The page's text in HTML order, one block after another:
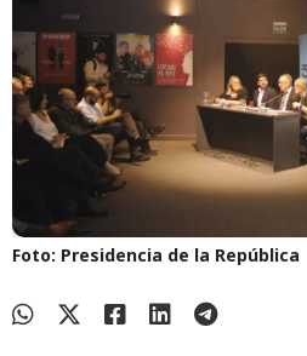
Foto: Presidencia de la República